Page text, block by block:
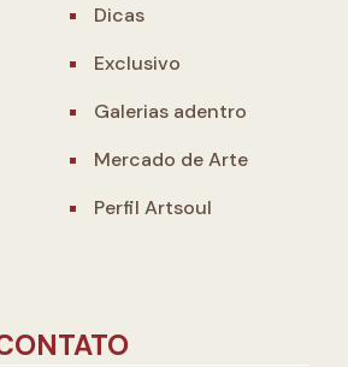
Dicas
Exclusivo
Galerias adentro
Mercado de Arte
Perfil Artsoul